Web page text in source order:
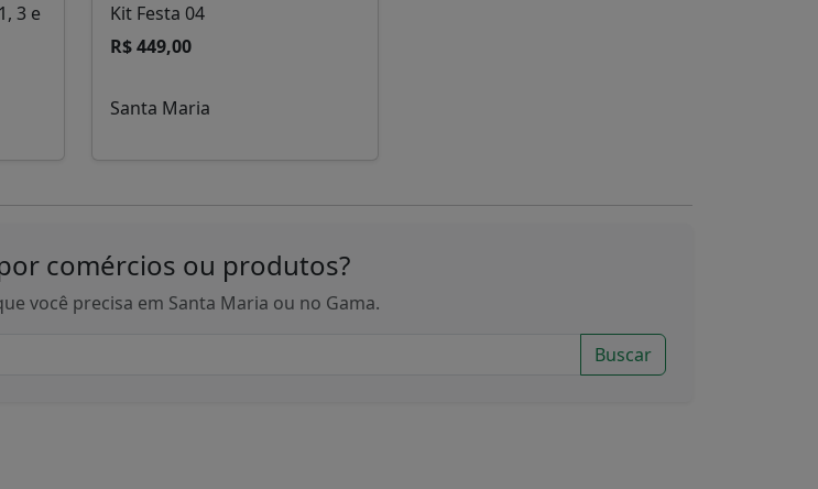
3 e
Kit Festa 04
R$ 449,00
Santa Maria
comércios ou produtos?
você precisa em Santa Maria ou no Gama.
Buscar